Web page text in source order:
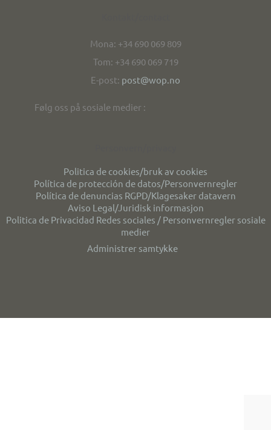
Mona: +34 690 069 809
Tom: +34 690 069 719
E-post: post@wop.no
Følg oss på sosiale medier :
Politica de cookies/bruk av cookies
Política de protección de datos/Personvernregler
Política de denuncias RGPD/Klagesaker datavern
Aviso Legal/Juridisk informasjon
Politica de Privacidad Redes sociales / Personvernregler sosiale
medier
Administrer samtykke